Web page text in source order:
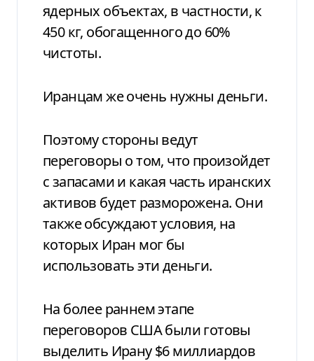
ядерных объектах, в частности, к
450 кг, обогащенного до 60%
чистоты.
Иранцам же очень нужны деньги.
Поэтому стороны ведут
переговоры о том, что произойдет
с запасами и какая часть иранских
активов будет разморожена. Они
также обсуждают условия, на
которых Иран мог бы
использовать эти деньги.
На более раннем этапе
переговоров США были готовы
выделить Ирану $6 миллиардов